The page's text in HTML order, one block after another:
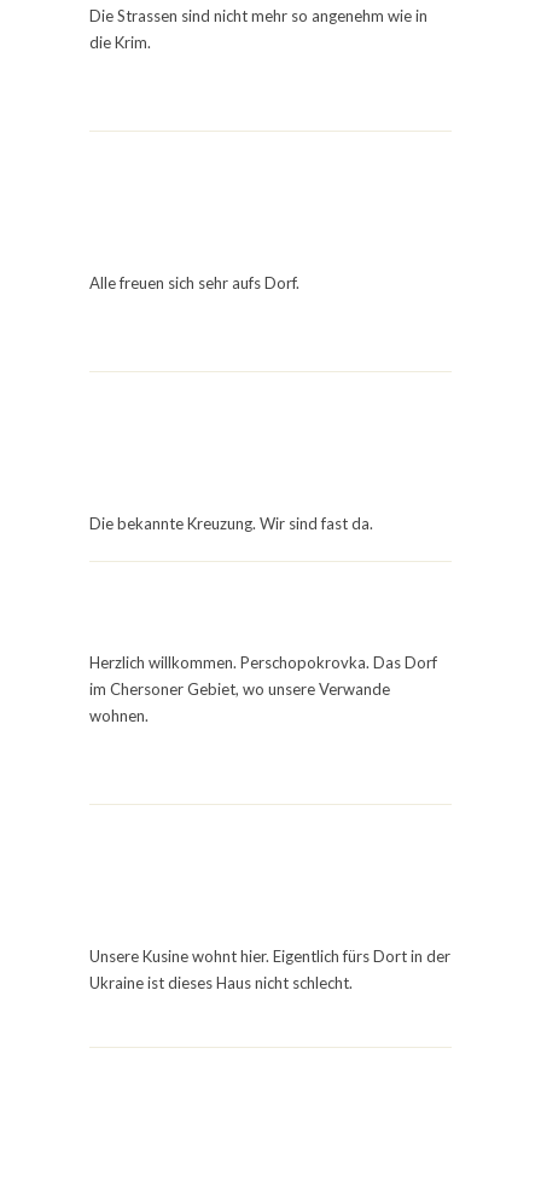
Die Strassen sind nicht mehr so angenehm wie in
die Krim.
Alle freuen sich sehr aufs Dorf.
Die bekannte Kreuzung. Wir sind fast da.
Herzlich willkommen. Perschopokrovka. Das Dorf
im Chersoner Gebiet, wo unsere Verwande
wohnen.
Unsere Kusine wohnt hier. Eigentlich fürs Dort in der
Ukraine ist dieses Haus nicht schlecht.